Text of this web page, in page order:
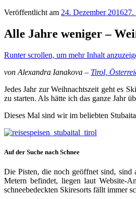
Veröffentlicht am 24. Dezember 201627.
Alle Jahre weniger –
Runter scrollen, um mehr Inhalt
von Alexandra Ianakova – Tirol,
Jedes Jahr zur Weihnachtszeit geht es
zu starten. Als hätte ich das ganze Jahr
Dieses Mal sind wir im beliebten
Auf der Suche nach Schnee
Die Pisten, die noch geöffnet sind,
Metern befindet, liegen laut Website-
schneebedeckten Skiresorts fällt immer